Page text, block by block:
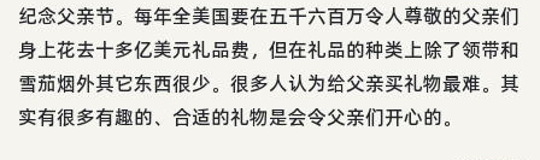
纪念父亲节。每年全美国要在五千六百万令人尊敬的父亲们
身上花去十多亿美元礼品费，但在礼品的种类上除了领带和
雪茄烟外其它东西很少。很多人认为给父亲买礼物最难。其
实有很多有趣的、合适的礼物是会令父亲们开心的。